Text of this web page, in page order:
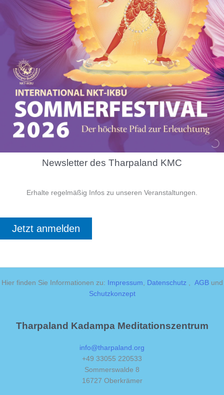
Newsletter des Tharpaland KMC
Erhalte regelmäßig Infos zu unseren Veranstaltungen.
Jetzt anmelden
Hier finden Sie Informationen zu: Impressum, Datenschutz, AGBund
Schutzkonzept
Tharpaland Kadampa Meditationszentrum
info@tharpaland.org
+49 33055 220533
Sommerswalde 8
16727 Oberkrämer